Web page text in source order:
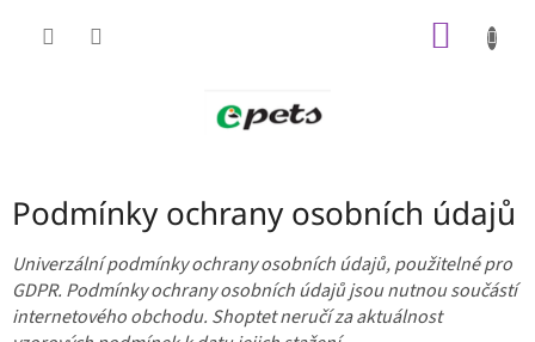
Podmínky ochrany osobních údajů
Univerzální podmínky ochrany osobních údajů, použitelné pro
GDPR. Podmínky ochrany osobních údajů jsou nutnou součástí
internetového obchodu. Shoptet neručí za aktuálnost